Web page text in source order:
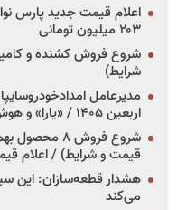
۲۰۳ میلیون تومانی
شرایط)
اربعین ۱۴۰۵ / «یارا» و هوش مصنوعی به خدمت زائران آمد
قیمت و شرایط) / اعلام قیمت
هشدار قطعه‌سازان: این
می‌کند